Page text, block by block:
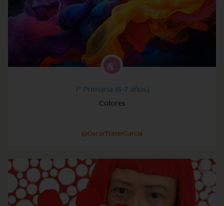
1º Primaria (6-7 años)
Colores
@OscarTraverGarcia